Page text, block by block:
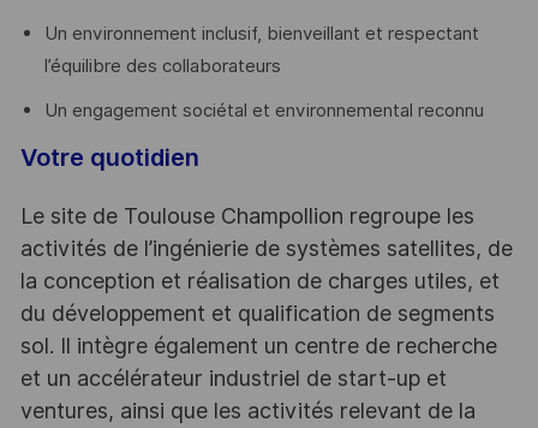
Un environnement inclusif, bienveillant et respectant
l’équilibre des collaborateurs
Un engagement sociétal et environnemental reconnu
Votre quotidien
Le site de Toulouse Champollion regroupe les
activités de l’ingénierie de systèmes satellites, de
la conception et réalisation de charges utiles, et
du développement et qualification de segments
sol. Il intègre également un centre de recherche
et un accélérateur industriel de start-up et
ventures, ainsi que les activités relevant de la